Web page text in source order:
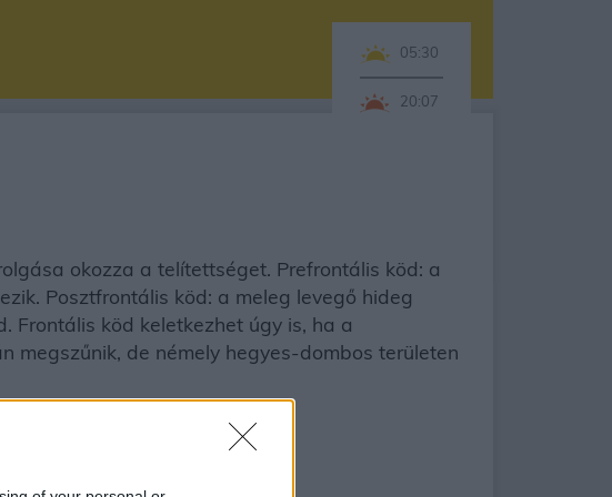
05:30
20:07
okozza a telítettséget. Prefrontális köd: a
Posztfrontális köd: a meleg levegő hideg
Frontális köd keletkezhet úgy is, ha a
megszűnik, de némely hegyes-dombos területen